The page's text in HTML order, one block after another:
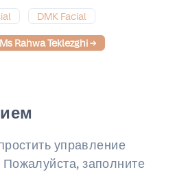
DMK Facial
Ms Rahwa Teklezghi→
управление
заполните